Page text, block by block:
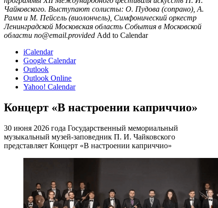
Чайковского. Выступают солисты: О. Пудова (сопрано), А.
Рамм и М. Пейсель (виолончель), Симфонический оркестр
Ленинградской Московская область События в Московской
области no@email.provided Add to Calendar
iCalendar
Google Calendar
Outlook
Outlook Online
Yahoo! Calendar
Концерт «В настроении каприччио»
30 июня 2026 года Государственный мемориальный
музыкальный музей-заповедник П. И. Чайковского
представляет Концерт «В настроении каприччио»